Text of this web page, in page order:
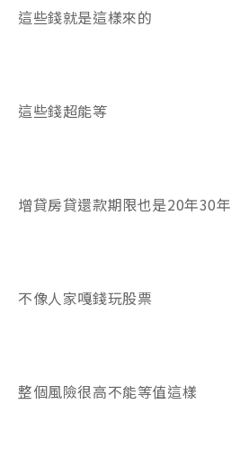
這些錢就是這樣來的
這些錢超能等
增貸房貸還款期限也是20年30年
不像人家嘎錢玩股票
整個風險很高不能等值這樣